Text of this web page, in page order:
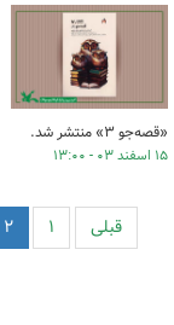
«قصه‌جو ۳» منتشر شد.
۱۵ اسفند ۰۳ - ۱۳:۰۰
قبلی ۱ ۲